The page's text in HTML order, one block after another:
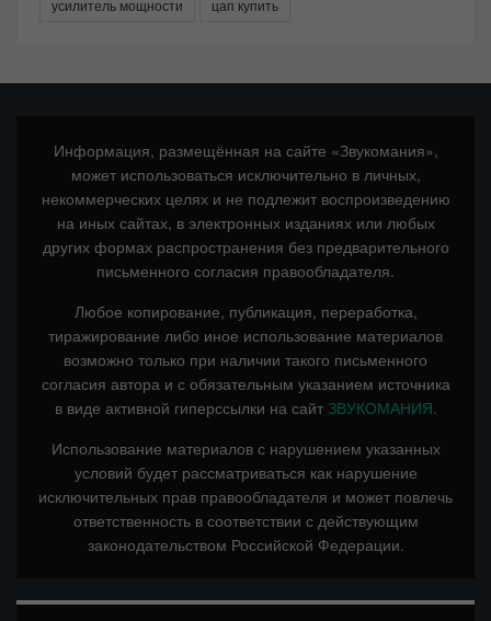
усилитель мощности
цап купить
Информация, размещённая на сайте «Звукомания»,
может использоваться исключительно в личных,
некоммерческих целях и не подлежит воспроизведению
на иных сайтах, в электронных изданиях или любых
других формах распространения без предварительного
письменного согласия правообладателя.
Любое копирование, публикация, переработка,
тиражирование либо иное использование материалов
возможно только при наличии такого письменного
согласия автора и с обязательным указанием источника
в виде активной гиперссылки на сайт ЗВУКОМАНИЯ.
Использование материалов с нарушением указанных
условий будет рассматриваться как нарушение
исключительных прав правообладателя и может повлечь
ответственность в соответствии с действующим
законодательством Российской Федерации.